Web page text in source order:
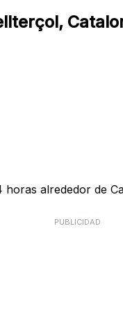
alrededor de
PUBLICIDAD